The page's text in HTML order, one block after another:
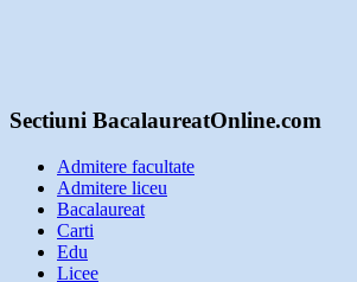
Sectiuni BacalaureatOnline.com
Admitere facultate
Admitere liceu
Bacalaureat
Carti
Edu
Licee